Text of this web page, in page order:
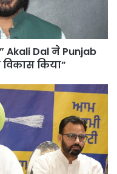
Akali Dal ने Punjab
किया”